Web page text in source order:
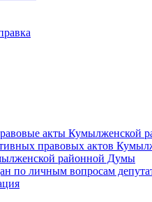
акты Кумылженской
правовых актов
районной Думы
по личным вопросам